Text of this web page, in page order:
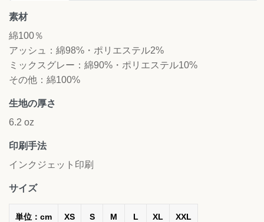
素材
綿100％
アッシュ：綿98%・ポリエステル2%
ミックスグレー：綿90%・ポリエステル10%
その他：綿100%
生地の厚さ
6.2 oz
印刷手法
インクジェット印刷
サイズ
単位：cm XS S M L XL XXL